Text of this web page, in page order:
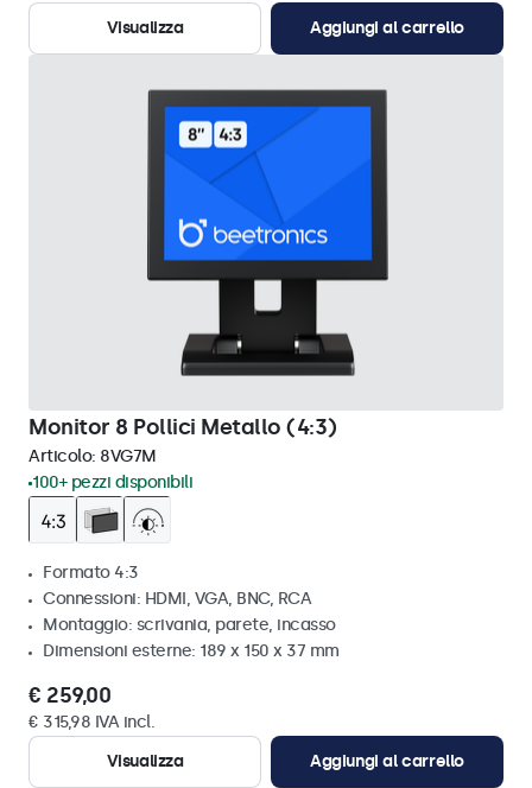
Visualizza
Aggiungi al carrello
Monitor 8 Pollici Metallo (4:3)
Articolo: 8VG7M
100+ pezzi disponibili
Formato 4:3
Connessioni: HDMI, VGA, BNC, RCA
Montaggio: scrivania, parete, incasso
Dimensioni esterne: 189 x 150 x 37 mm
€ 259,00
€ 315,98 IVA incl.
Visualizza
Aggiungi al carrello